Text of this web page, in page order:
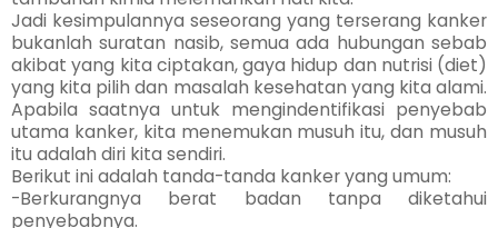
Jadi kesimpulannya seseorang yang terserang kanker
bukanlah suratan nasib, semua ada hubungan sebab
akibat yang kita ciptakan, gaya hidup dan nutrisi (diet)
yang kita pilih dan masalah kesehatan yang kita alami.
Apabila saatnya untuk mengindentifikasi penyebab
utama kanker, kita menemukan musuh itu, dan musuh
itu adalah diri kita sendiri.
Berikut ini adalah tanda-tanda kanker yang umum:
-Berkurangnya berat badan tanpa diketahui
penyebabnya.